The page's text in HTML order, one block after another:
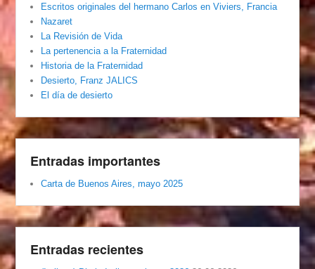
Escritos originales del hermano Carlos en Viviers, Francia
Nazaret
La Revisión de Vida
La pertenencia a la Fraternidad
Historia de la Fraternidad
Desierto, Franz JALICS
El día de desierto
Entradas importantes
Carta de Buenos Aires, mayo 2025
Entradas recientes